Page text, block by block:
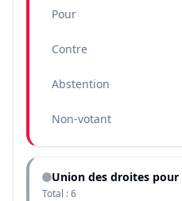
Pour
Contre
Abstention
Non-votant
Union des droites pour
Total :6